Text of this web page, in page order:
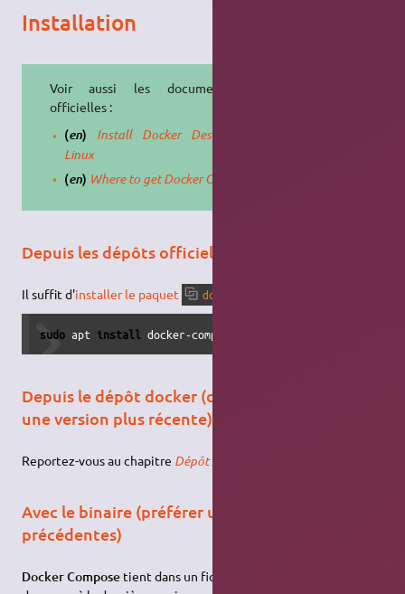
Installation
Voir aussi les documentations
officielles :
(en)
Install Docker Desktop on
Linux
(en) Where to get Docker Compose
Depuis les dépôts officiels d'Ubuntu (conseillé)
Il suffit d'installer le paquet docker-compose
sudo apt install docker-compose
Depuis le dépôt docker (conseillé pour avoir
une version plus récente)
Reportez-vous au chapitre Dépôt APT Docker
Avec le binaire (préférer une des solutions
précédentes)
Docker Compose tient dans un fichier binaire, il est donc facile